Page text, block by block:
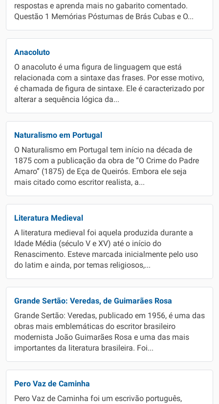
respostas e aprenda mais no gabarito comentado.
Questão 1 Memórias Póstumas de Brás Cubas e O...
Anacoluto
O anacoluto é uma figura de linguagem que está
relacionada com a sintaxe das frases. Por esse motivo,
é chamada de figura de sintaxe. Ele é caracterizado por
alterar a sequência lógica da...
Naturalismo em Portugal
O Naturalismo em Portugal tem início na década de
1875 com a publicação da obra de “O Crime do Padre
Amaro” (1875) de Eça de Queirós. Embora ele seja
mais citado como escritor realista, a...
Literatura Medieval
A literatura medieval foi aquela produzida durante a
Idade Média (século V e XV) até o início do
Renascimento. Esteve marcada inicialmente pelo uso
do latim e ainda, por temas religiosos,...
Grande Sertão: Veredas, de Guimarães Rosa
Grande Sertão: Veredas, publicado em 1956, é uma das
obras mais emblemáticas do escritor brasileiro
modernista João Guimarães Rosa e uma das mais
importantes da literatura brasileira. Foi...
Pero Vaz de Caminha
Pero Vaz de Caminha foi um escrivão português,